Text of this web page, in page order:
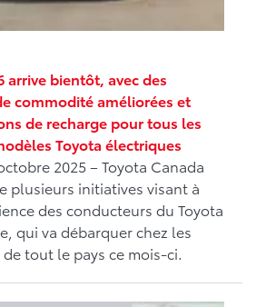
arrive bientôt, avec des
commodité améliorées et
de recharge pour tous les
Toyota électriques
2025 – Toyota Canada
plusieurs initiatives visant à
des conducteurs du Toyota
qui va débarquer chez les
tout le pays ce mois-ci.